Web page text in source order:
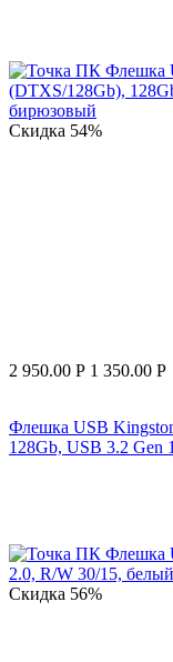
Скидка 54%
2 950.00 Р 1 350.00 Р
Флешка USB
128Gb, USB 3.2 Gen
Скидка 56%